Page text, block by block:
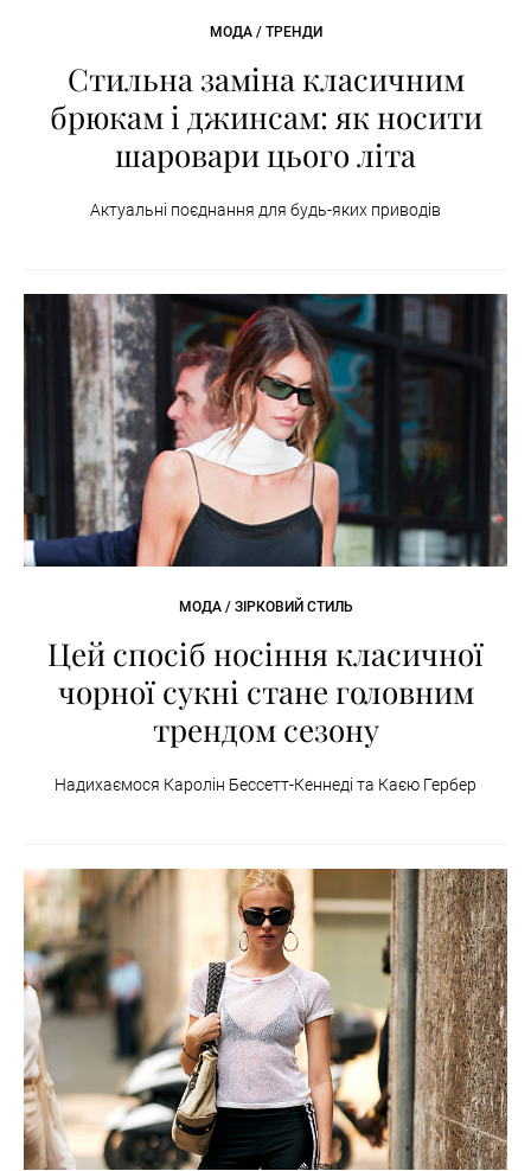
МОДА / ТРЕНДИ
Стильна заміна класичним
брюкам і джинсам: як носити
шаровари цього літа
Актуальні поєднання для будь-яких приводів
МОДА / ЗІРКОВИЙ СТИЛЬ
Цей спосіб носіння класичної
чорної сукні стане головним
трендом сезону
Надихаємося Каролін Бессетт-Кеннеді та Каєю Гербер